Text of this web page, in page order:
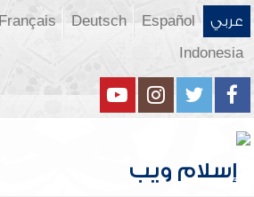
عربي Español
Deutsch
Français
Indonesia